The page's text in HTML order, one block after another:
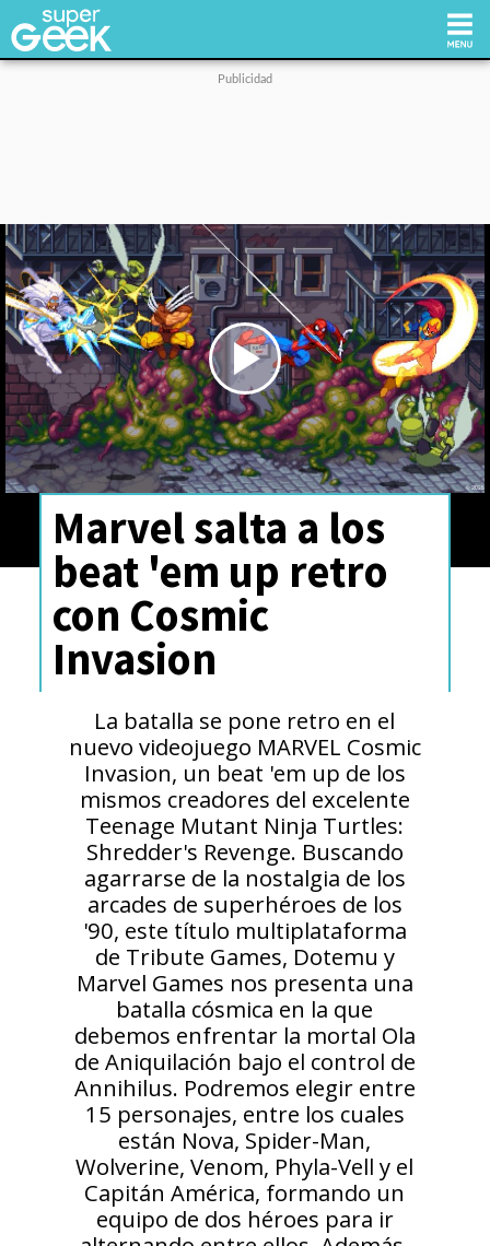
Tecnología
Videojuegos
Reviews
Cultura Pop
Streaming
Síguenos:
Play
Video
Marvel salta a los
beat 'em up retro
con Cosmic
Invasion
La batalla se pone retro en el
nuevo videojuego MARVEL Cosmic
Invasion, un beat 'em up de los
mismos creadores del excelente
Teenage Mutant Ninja Turtles:
Shredder's Revenge. Buscando
agarrarse de la nostalgia de los
arcades de superhéroes de los
'90, este título multiplataforma
de Tribute Games, Dotemu y
Marvel Games nos presenta una
batalla cósmica en la que
debemos enfrentar la mortal Ola
de Aniquilación bajo el control de
Annihilus. Podremos elegir entre
15 personajes, entre los cuales
están Nova, Spider-Man,
Wolverine, Venom, Phyla-Vell y el
Capitán América, formando un
equipo de dos héroes para ir